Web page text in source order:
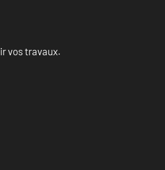
vos travaux.